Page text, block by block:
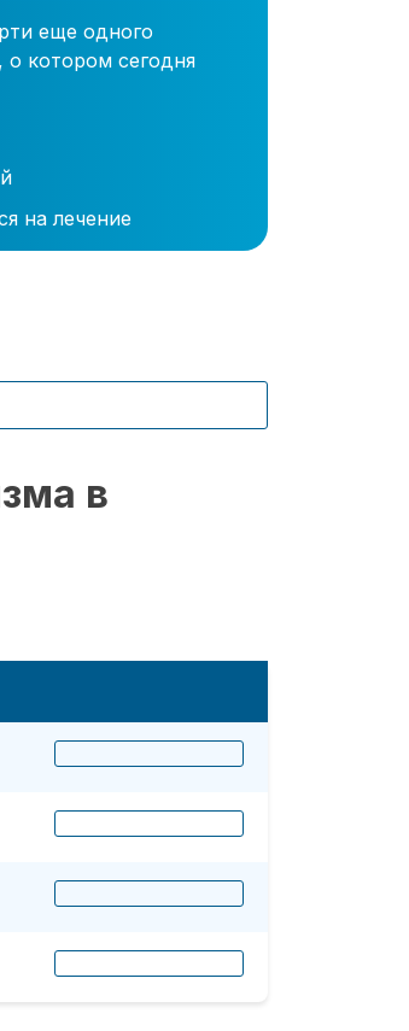
еще одного
о котором сегодня
на лечение
в